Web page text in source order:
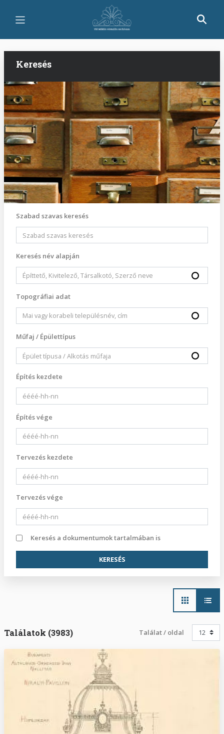
tartalomra
Keresés
Szabad szavas keresés
Keresés név alapján
Topográfiai adat
Műfaj / Épülettípus
Építés kezdete
Építés vége
Tervezés kezdete
Tervezés vége
Keresés a dokumentumok tartalmában is
Main
navigation
Találatok (3983) Találat / oldal